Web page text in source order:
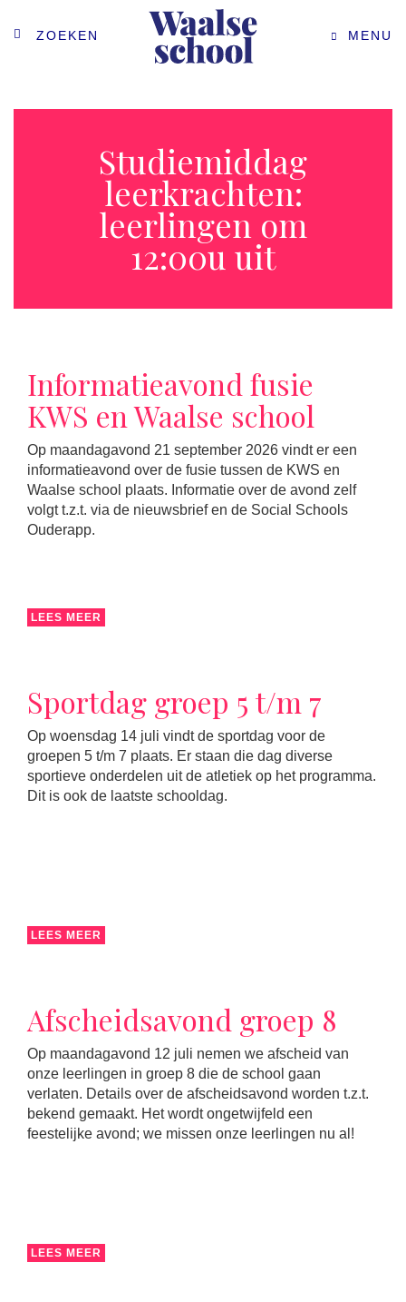
ZOEKEN MENU
Studiemiddag
leerkrachten:
leerlingen om
12:00u uit
Informatieavond fusie
KWS en Waalse school
Op maandagavond 21 september 2026 vindt er een
informatieavond over de fusie tussen de KWS en
Waalse school plaats. Informatie over de avond zelf
volgt t.z.t. via de nieuwsbrief en de Social Schools
Ouderapp.
LEES MEER
Sportdag groep 5 t/m 7
Op woensdag 14 juli vindt de sportdag voor de
groepen 5 t/m 7 plaats. Er staan die dag diverse
sportieve onderdelen uit de atletiek op het programma.
Dit is ook de laatste schooldag.
LEES MEER
Afscheidsavond groep 8
Op maandagavond 12 juli nemen we afscheid van
onze leerlingen in groep 8 die de school gaan
verlaten. Details over de afscheidsavond worden t.z.t.
bekend gemaakt. Het wordt ongetwijfeld een
feestelijke avond; we missen onze leerlingen nu al!
LEES MEER